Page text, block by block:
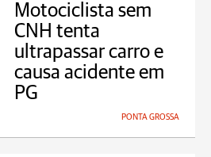
Motociclista sem
CNH tenta
ultrapassar carro e
causa acidente em
PG
PONTA GROSSA